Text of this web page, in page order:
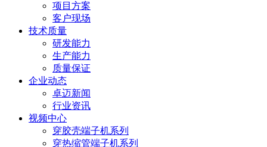
项目方案
客户现场
技术质量
研发能力
生产能力
质量保证
企业动态
卓迈新闻
行业资讯
视频中心
穿胶壳端子机系列
穿热缩管端子机系列